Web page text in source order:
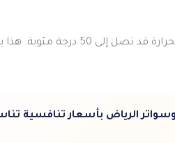
استخدام مظلات السيارات ضروري خصوصًا في
الرياض بأسعار تنافسية